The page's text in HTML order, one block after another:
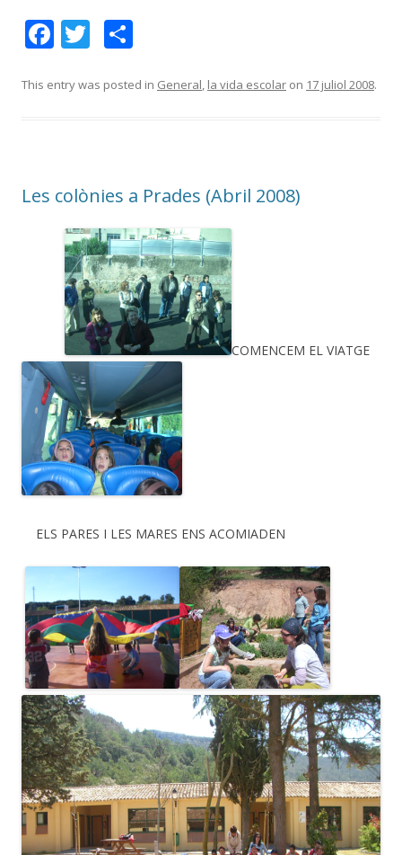
F
e
k
T
itt m
ix
This entry was posted in General, la vida escolar on 17 juliol 2008.
Les colònies a Prades (Abril 2008)
COMENCEM EL VIATGE
ELS PARES I LES MARES ENS ACOMIADEN